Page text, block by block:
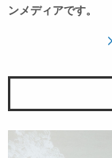
ンメディアです。